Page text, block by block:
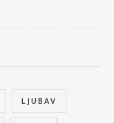
LJUBAV